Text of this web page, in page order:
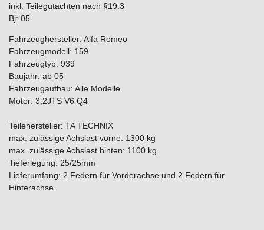
inkl. Teilegutachten nach §19.3
Bj: 05-
Fahrzeughersteller: Alfa Romeo
Fahrzeugmodell: 159
Fahrzeugtyp: 939
Baujahr: ab 05
Fahrzeugaufbau: Alle Modelle
Motor: 3,2JTS V6 Q4
Teilehersteller: TA TECHNIX
max. zulässige Achslast vorne: 1300 kg
max. zulässige Achslast hinten: 1100 kg
Tieferlegung: 25/25mm
Lieferumfang: 2 Federn für Vorderachse und 2 Federn für
Hinterachse